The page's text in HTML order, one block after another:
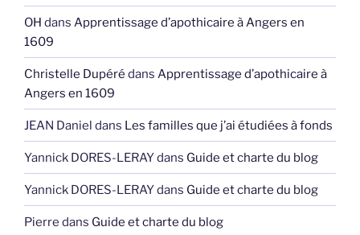
OH dans Apprentissage d’apothicaire à Angers en
1609
Christelle Dupéré dans Apprentissage d’apothicaire à
Angers en 1609
JEAN Daniel dans Les familles que j’ai étudiées à fonds
Yannick DORES-LERAYdans Guide et charte du blog
Yannick DORES-LERAYdans Guide et charte du blog
Pierre dans Guide et charte du blog